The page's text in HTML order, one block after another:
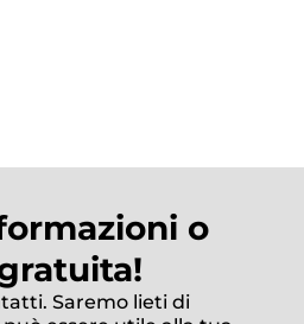
o
Saremo lieti di